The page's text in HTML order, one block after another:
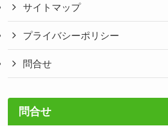
サイトマップ
プライバシーポリシー
問合せ
問合せ